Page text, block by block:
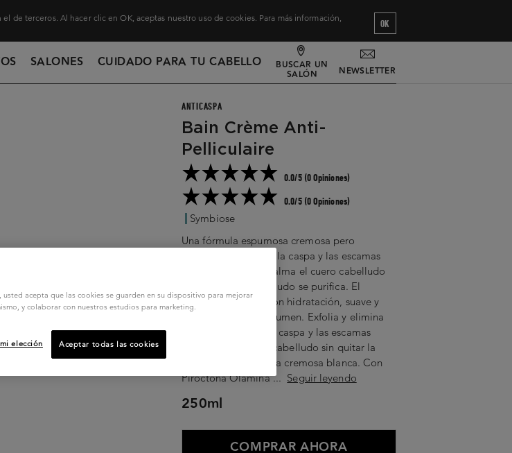
de terceros. Al hacer clic en OK, aceptas nuestro uso de cookies. Para más información,
OK
SALONES CUIDADO PARA TU CABELLO BUSCAR UN
SALÓN NEWSLETTER
ANTICASPA
Bain Crème Anti-
Pelliculaire
0.0/5 (0 Opiniones)
0.0/5 (0 Opiniones)
Symbiose
Una fórmula espumosa cremosa pero
transpirable elimina la caspa y las escamas
mientras hidrata y calma el cuero cabelludo
seco. El cuero cabelludo se purifica. El
cabello se repone con hidratación, suave y
una raíz con más volumen. Exfolia y elimina
instantáneamente la caspa y las escamas
visibles en el cuero cabelludo sin quitar la
fibra. Textura: Textura cremosa blanca. Con
Piroctona Olamina ... Seguir leyendo
250ml
COMPRAR AHORA
acepta que las cookies se guarden en su dispositivo para mejorar
y colaborar con nuestros estudios para marketing.
Aceptar todas las cookies
elección